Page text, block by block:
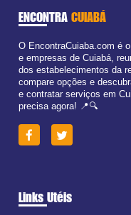
ENCONTRA CUIABÁ
O EncontraCuiaba.com é
e empresas de Cuiabá,
dos estabelecimentos da
compare opções e
e contratar serviços em
precisa agora! 📍🔍
Links Utéis